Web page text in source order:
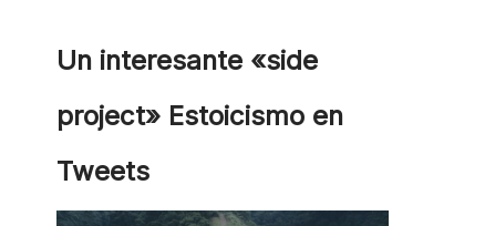
Un interesante «side
project» Estoicismo en
Tweets